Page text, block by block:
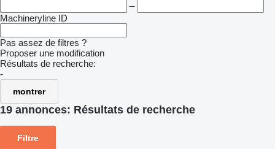
–
Machineryline ID
Pas assez de filtres ?
Proposer une modification
Résultats de recherche:
-
montrer
19 annonces: Résultats de recherche
Filtre